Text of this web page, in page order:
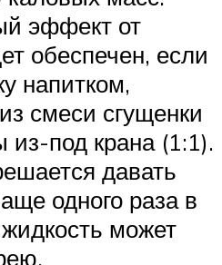
эффект от
обеспечен, если
напитком,
смеси сгущенки
под крана (1:1).
давать
одного раза в
может